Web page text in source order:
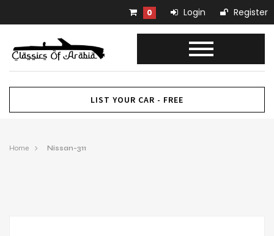
0 Login Register
LIST YOUR CAR - FREE
Home Nissan-311